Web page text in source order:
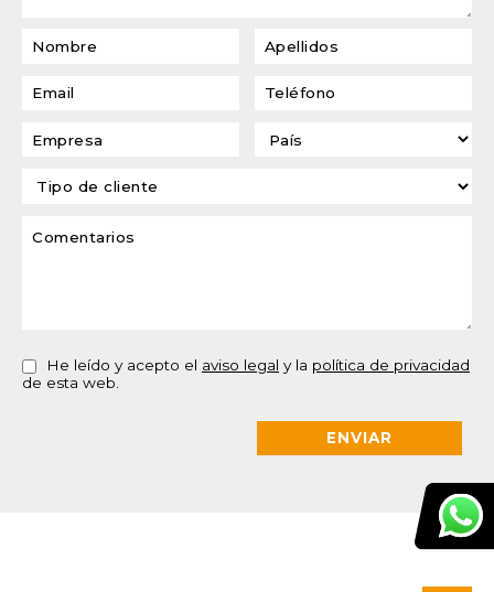
He leído y acepto el aviso legal y la política de privacidad
de esta web.